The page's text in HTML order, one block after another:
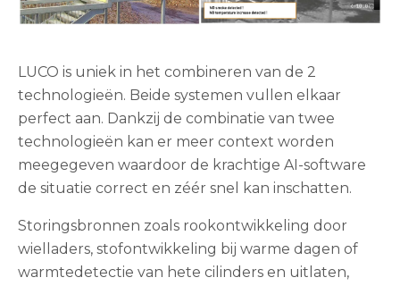
LUCO is uniek in het combineren van de 2
technologieën. Beide systemen vullen elkaar
perfect aan. Dankzij de combinatie van twee
technologieën kan er meer context worden
meegegeven waardoor de krachtige AI-software
de situatie correct en zéér snel kan inschatten.
Storingsbronnen zoals rookontwikkeling door
wielladers, stofontwikkeling bij warme dagen of
warmtedetectie van hete cilinders en uitlaten,